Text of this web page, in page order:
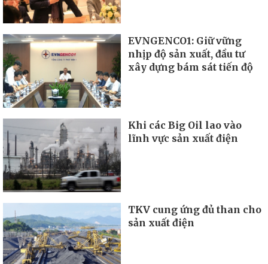
EVNGENCO1: Giữ vững
nhịp độ sản xuất, đầu tư
xây dựng bám sát tiến độ
Khi các Big Oil lao vào
lĩnh vực sản xuất điện
TKV cung ứng đủ than cho
sản xuất điện